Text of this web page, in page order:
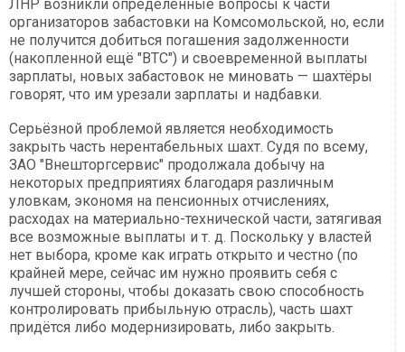
ЛНР возникли определённые вопросы к части
организаторов забастовки на Комсомольской, но, если
не получится добиться погашения задолженности
(накопленной ещё "ВТС") и своевременной выплаты
зарплаты, новых забастовок не миновать — шахтёры
говорят, что им урезали зарплаты и надбавки.
Серьёзной проблемой является необходимость
закрыть часть нерентабельных шахт. Судя по всему,
ЗАО "Внешторгсервис" продолжала добычу на
некоторых предприятиях благодаря различным
уловкам, экономя на пенсионных отчислениях,
расходах на материально-технической части, затягивая
все возможные выплаты и т. д. Поскольку у властей
нет выбора, кроме как играть открыто и честно (по
крайней мере, сейчас им нужно проявить себя с
лучшей стороны, чтобы доказать свою способность
контролировать прибыльную отрасль), часть шахт
придётся либо модернизировать, либо закрыть.